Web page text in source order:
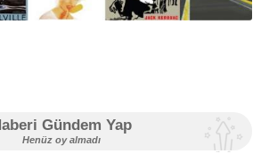
Gündem Yap
Henüz oy almadı